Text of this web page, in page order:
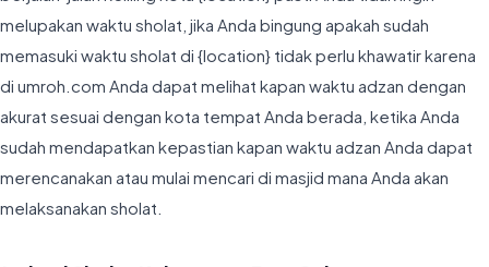
melupakan waktu sholat, jika Anda bingung apakah sudah
memasuki waktu sholat di {location} tidak perlu khawatir karena
di umroh.com Anda dapat melihat kapan waktu adzan dengan
akurat sesuai dengan kota tempat Anda berada, ketika Anda
sudah mendapatkan kepastian kapan waktu adzan Anda dapat
merencanakan atau mulai mencari di masjid mana Anda akan
melaksanakan sholat.